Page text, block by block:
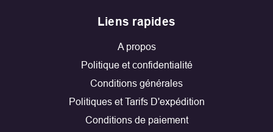
Liens rapides
A propos
Politique et confidentialité
Conditions générales
Politiques et Tarifs D'expédition
Conditions de paiement